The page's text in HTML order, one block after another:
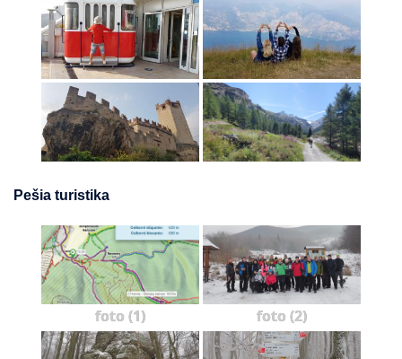
Pešia turistika
foto (1) foto (2)